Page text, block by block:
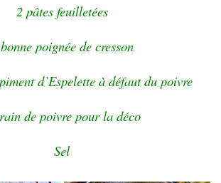
2 pâtes feuilletées
poignée de cresson
d’Espelette à défaut du poivre
de poivre pour la déco
Sel